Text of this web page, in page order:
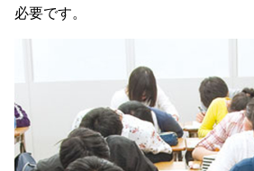
必要です。